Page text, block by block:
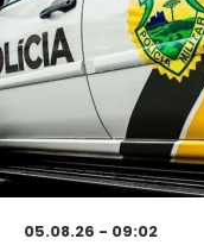
05.08.26 - 09:02